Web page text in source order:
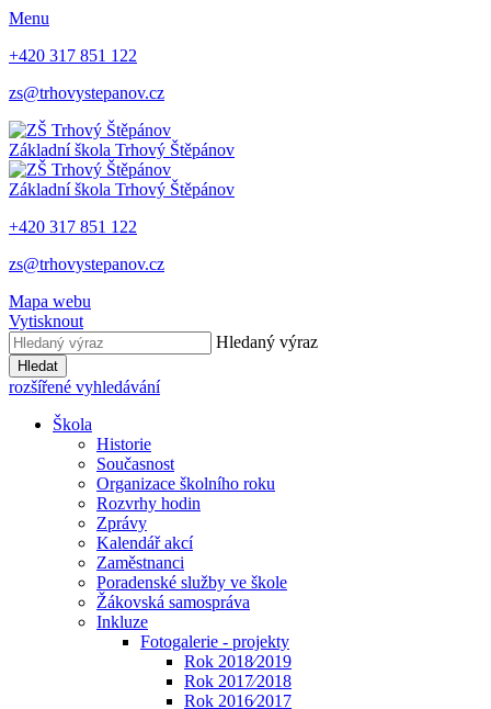
Menu
+420 317 851 122
zs@trhovystepanov.cz
Základní škola Trhový Štěpánov
Základní škola Trhový Štěpánov
+420 317 851 122
zs@trhovystepanov.cz
Mapa webu
Vytisknout
Hledaný výraz
Hledat
rozšířené vyhledávání
Škola
Historie
Současnost
Organizace školního roku
Rozvrhy hodin
Zprávy
Kalendář akcí
Zaměstnanci
Poradenské služby ve škole
Žákovská samospráva
Inkluze
Fotogalerie - projekty
Rok 2018⁄2019
Rok 2017⁄2018
Rok 2016⁄2017